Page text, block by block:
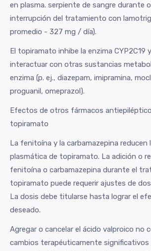
en plasma. serpiente de sangre durante
interrupción del tratamiento con
promedio - 327 mg / día).
El topiramato inhibe la enzima CYP2C19
interactuar con otras sustancias
enzima (p. ej., diazepam, imipramina,
proguanil, omeprazol).
Efectos de otros fármacos
topiramato
La fenitoína y la carbamazepina reducen
plasmática de topiramato. La adición o
fenitoína o carbamazepina durante el
topiramato puede requerir ajustes de
La dosis debe titularse hasta lograr el
deseado.
Agregar o cancelar el ácido valproico no
cambios terapéuticamente significativos